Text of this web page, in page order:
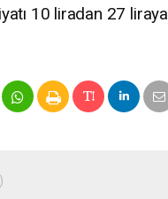
10 liradan 27 liraya